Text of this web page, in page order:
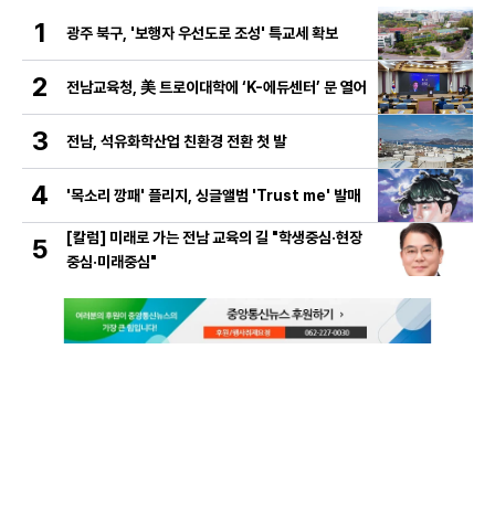
1 광주 북구, '보행자 우선도로 조성' 특교세 확보
2 전남교육청, 美 트로이대학에 ‘K-에듀센터’ 문 열어
3 전남, 석유화학산업 친환경 전환 첫 발
4 '목소리 깡패' 플리지, 싱글앨범 'Trust me' 발매
5
[칼럼] 미래로 가는 전남 교육의 길 "학생중심·현장
중심·미래중심"